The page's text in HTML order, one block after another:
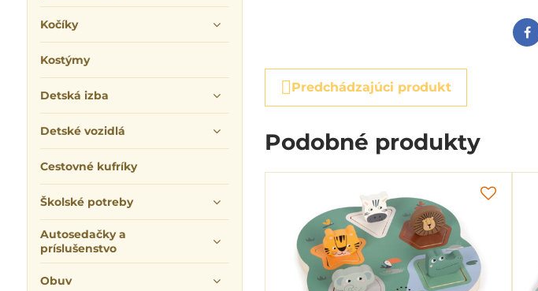
Predchádzajúci produkt
Podobné produkty
Kočíky
Kostýmy
Detská izba
Detské vozidlá
Cestovné kufríky
Školské potreby
Autosedačky a
príslušenstvo
Obuv